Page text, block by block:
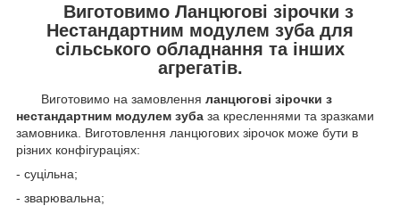
Виготовимо Ланцюгові зірочки з
Нестандартним модулем зуба для
сільського обладнання та інших
агрегатів.
Виготовимо на замовлення ланцюгові зірочки з
нестандартним модулем зуба за кресленнями та зразками
замовника. Виготовлення ланцюгових зірочок може бути в
різних конфігураціях:
- суцільна;
- зварювальна;